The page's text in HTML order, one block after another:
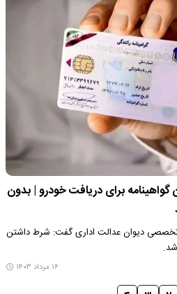
برای دریافت خودرو | بدون
دیوان عدالت اداری گفت: شرط داشتن
۱۶ مرداد ۱۴۰۳